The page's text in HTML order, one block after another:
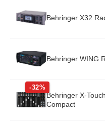
Behringer X32
Behringer WING
-32%
Behringer X-Touch
Compact